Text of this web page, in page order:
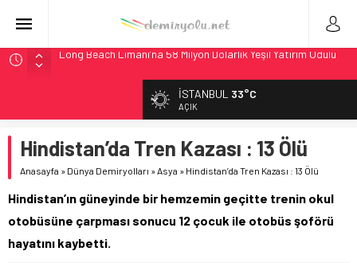
Long Beach Limanı’na 58 Milyon Dolarlık Yeşil Yatırım Ödülü
Madrid 6. Hat 2027’de Sürücüsüz: Kapasite %70 Artacak
Laing O’Rourke, 17,2 Milyar Sterlinlik Siparişle Tesis
İtalya’dan Yeni Otomotiv Demiryolu: 4.800 Ton CO2
Tasarrufu
Webuild Tüneli Tamamladı: Lima’da Seyahat 45 Dakikaya
İSTANBUL 33°C
AÇIK
Hindistan’da Tren Kazası : 13 Ölü
Anasayfa » Dünya Demiryolları »Asya » Hindistan’da Tren Kazası : 13 Ölü
Hindistan’ın güneyinde bir hemzemin geçitte trenin okul
otobüsüne çarpması sonucu 12 çocuk ile otobüs şoförü
hayatını kaybetti.